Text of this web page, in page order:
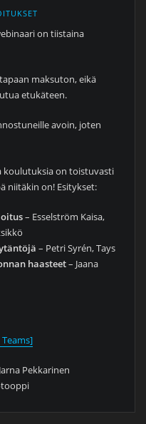
on tiistaina
maksuton, eikä
etukäteen.
avoin, joten
koulutuksia on toistuvasti
niitäkin on! Esitykset:
– Esselström Kaisa,
– Petri Syrén, Tays
haasteet– Jaana
Pekkarinen